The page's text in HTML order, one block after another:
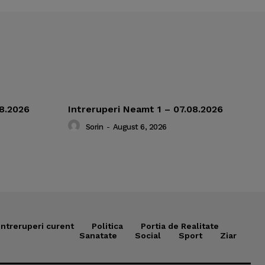
Intreruperi Neamt 1 – 07.08.2026
Sorin - August 6, 2026
curent Politica
Portia de Realitate
Sanatate
Social Sport Ziar